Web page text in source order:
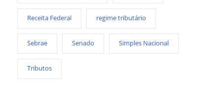
Receita Federal regime tributário
Sebrae Senado Simples Nacional
Tributos